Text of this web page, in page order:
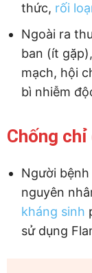
thức, rối
Ngoài ra
ban (ít
mạch, hội
bì nhiễm
Chống
Người
nguyên
kháng sinh
sử dụng